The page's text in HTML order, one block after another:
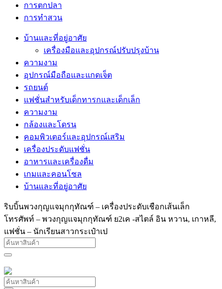
การตกปลา
การทำสวน
บ้านและที่อยู่อาศัย
เครื่องมือและอุปกรณ์ปรับปรุงบ้าน
ความงาม
อุปกรณ์มือถือและแกดเจ็ต
รถยนต์
แฟชั่นสำหรับเด็กทารกและเด็กเล็ก
ความงาม
กล้องและโดรน
คอมพิวเตอร์และอุปกรณ์เสริม
เครื่องประดับแฟชั่น
อาหารและเครื่องดื่ม
เกมและคอนโซล
บ้านและที่อยู่อาศัย
ริบบิ้นพวงกุญแจมุกกุทัณฑ์ – เครื่องประดับเชือกเส้นเล็ก
โทรศัพท์ – พวงกุญแจมุกกุทัณฑ์ ย2เค -สไตล์ อิน หวาน, เกาหลี,
แฟชั่น – นักเรียนสาวกระเป๋าเป